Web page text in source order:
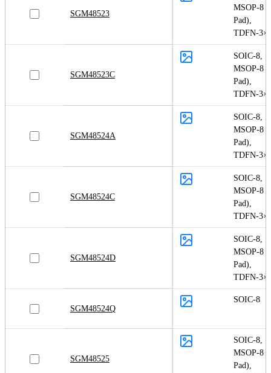
SGM48523
MSOP-8
Pad),
TDFN-
SGM48523C
SOIC-8,
MSOP-8
Pad),
TDFN-
SGM48524A
SOIC-8,
MSOP-8
Pad),
TDFN-
SGM48524C
SOIC-8,
MSOP-8
Pad),
TDFN-
SGM48524D
SOIC-8,
MSOP-8
Pad),
TDFN-
SGM48524Q
SOIC-8
SGM48525
SOIC-8,
MSOP-8
Pad),